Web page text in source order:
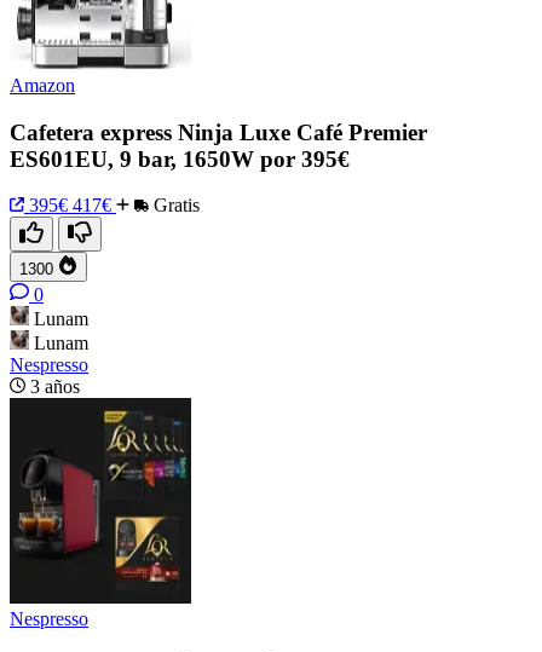
Amazon
Cafetera express Ninja Luxe Café Premier
ES601EU, 9 bar, 1650W por 395€
395€ 417€ Gratis
1300
0
Lunam
Lunam
Nespresso
3 años
Nespresso